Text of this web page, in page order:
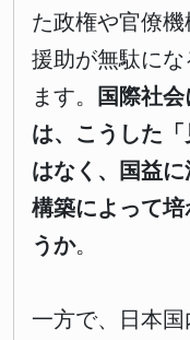
た政権や官僚
援助が無駄に
ます。
国際社
は、こうした
はなく、国益
構築によって
うか。
一方で、日本